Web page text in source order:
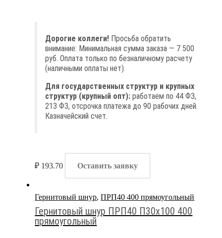
Дорогие коллеги! Просьба обратить
внимание: Минимальная сумма заказа — 7 500
руб. Оплата только по безналичному расчету
(наличными оплаты нет).
Для государственных структур и крупных
структур (крупный опт): работаем по 44 ФЗ,
213 ФЗ, отсрочка платежа до 90 рабочих дней.
Казначейский счет.
₽ 193.70 Оставить заявку
Гернитовый шнур,ПРП40 400 прямоугольный
Гернитовый шнур ПРП40 П30х100 400
прямоугольный